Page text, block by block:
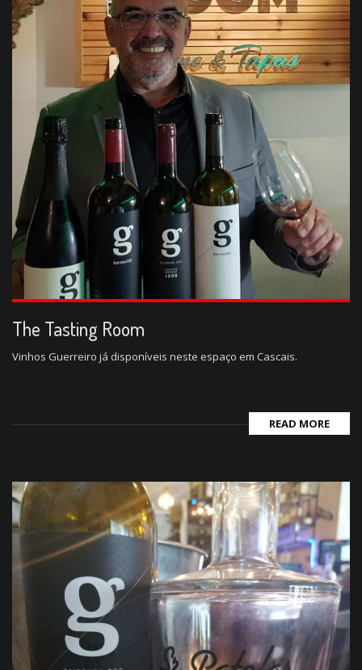
The Tasting Room
Vinhos Guerreiro já disponíveis neste espaço em Cascais.
READ MORE